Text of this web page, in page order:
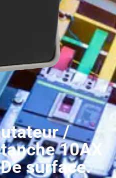
/
10AX
surface.